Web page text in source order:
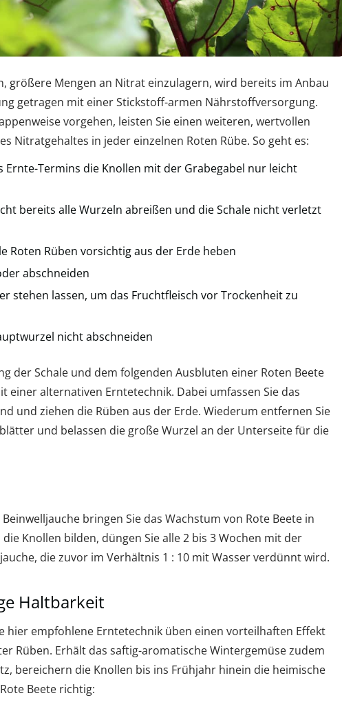
größere Mengen an Nitrat einzulagern, wird bereits im Anbau
getragen mit einer Stickstoff-armen Nährstoffversorgung.
vorgehen, leisten Sie einen weiteren, wertvollen
Nitratgehaltes in jeder einzelnen Roten Rübe. So geht es:
Ernte-Termins die Knollen mit der Grabegabel nur leicht
bereits alle Wurzeln abreißen und die Schale nicht verletzt
Roten Rüben vorsichtig aus der Erde heben
abschneiden
stehen lassen, um das Fruchtfleisch vor Trockenheit zu
nicht abschneiden
der Schale und dem folgenden Ausbluten einer Roten Beete
einer alternativen Erntetechnik. Dabei umfassen Sie das
und ziehen die Rüben aus der Erde. Wiederum entfernen Sie
und belassen die große Wurzel an der Unterseite für die
bringen Sie das Wachstum von Rote Beete in
die Knollen bilden, düngen Sie alle 2 bis 3 Wochen mit der
die zuvor im Verhältnis 1 : 10 mit Wasser verdünnt wird.
Haltbarkeit
hier empfohlene Erntetechnik üben einen vorteilhaften Effekt
Rüben. Erhält das saftig-aromatische Wintergemüse zudem
bereichern die Knollen bis ins Frühjahr hinein die heimische
Beete richtig: